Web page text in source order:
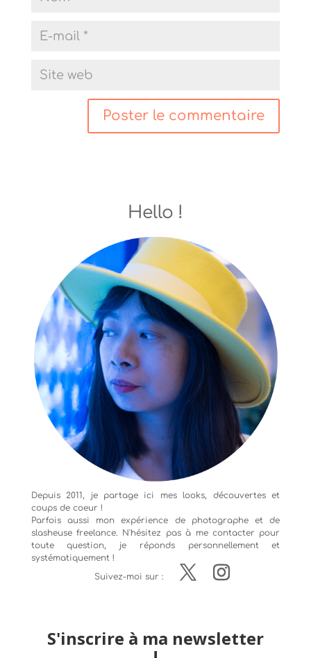
Hello !
Depuis 2011, je partage ici mes looks, découvertes et
coups de coeur !
Parfois aussi mon expérience de photographeet de
slasheuse freelance. N'hésitez pas à me contacter pour
toute question, je réponds personnellement et
systématiquement !
Suivez-moi sur :
S'inscrire à ma newsletter